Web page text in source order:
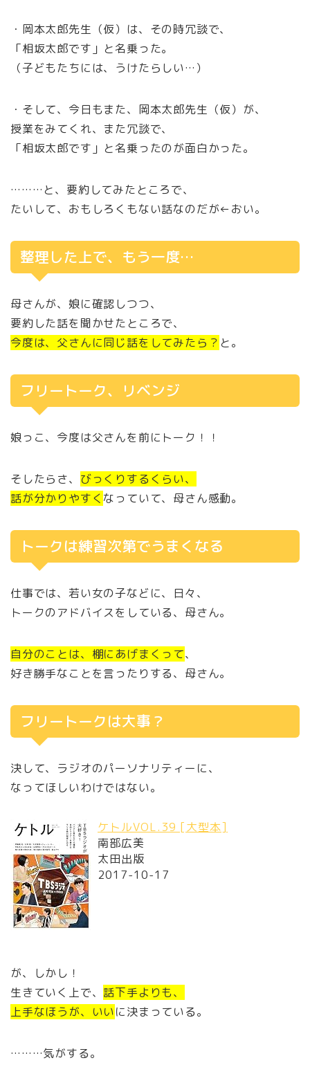
・岡本太郎先生（仮）は、その時冗談で、
「相坂太郎です」と名乗った。
（子どもたちには、うけたらしい…）
・そして、今日もまた、岡本太郎先生（仮）が、
授業をみてくれ、また冗談で、
「相坂太郎です」と名乗ったのが面白かった。
………と、要約してみたところで、
たいして、おもしろくもない話なのだが←おい。
整理した上で、もう一度…
母さんが、娘に確認しつつ、
要約した話を聞かせたところで、
今度は、父さんに同じ話をしてみたら？ と。
フリートーク、リベンジ
娘っこ、今度は父さんを前にトーク！！
そしたらさ、 びっくりするくらい、
話が分かりやすく なっていて、母さん感動。
トークは練習次第でうまくなる
仕事では、若い女の子などに、日々、
トークのアドバイスをしている、母さん。
自分のことは、棚にあげまくって、
好き勝手なことを言ったりする、母さん。
フリートークは大事？
決して、ラジオのパーソナリティーに、
なってほしいわけではない。
ケトルVOL.39 [大型本]
南部広美
太田出版
2017-10-17
が、しかし！
生きていく上で、 話下手よりも、
上手なほうが、いいに決まっている。
………気がする。